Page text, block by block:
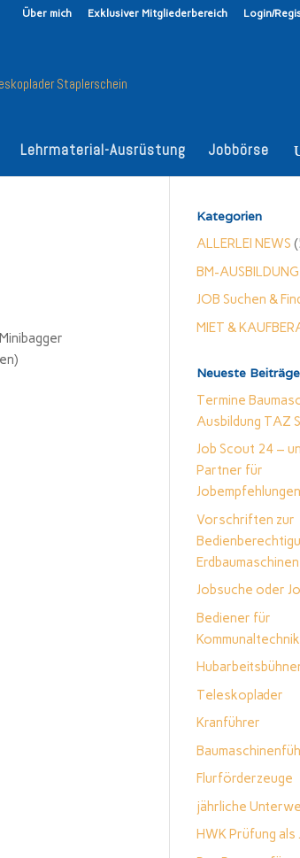
Über mich Exklusiver Mitgliederbereich Login/
Lehrmaterial-Ausrüstung Jobbörse
Kategorien
ALLERLEI NEWS
BM-AUSBILDUNG
JOB Suchen &
MIET &
Neueste Beiträge
Termine
Ausbildung TAZ
Job Scout 24 –
Partner für
Vorschriften zur
Erdbaumaschinen
Jobsuche oder
Bediener für
Kommunaltechnik
Teleskoplader
Kranführer
Flurförderzeuge
jährliche
HWK Prüfung als